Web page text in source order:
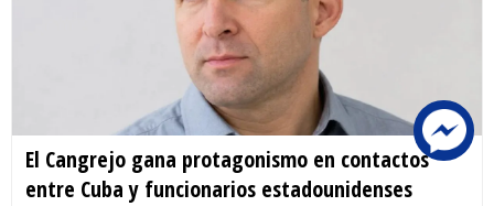
El Cangrejo gana protagonismo en contactos
entre Cuba y funcionarios estadounidenses